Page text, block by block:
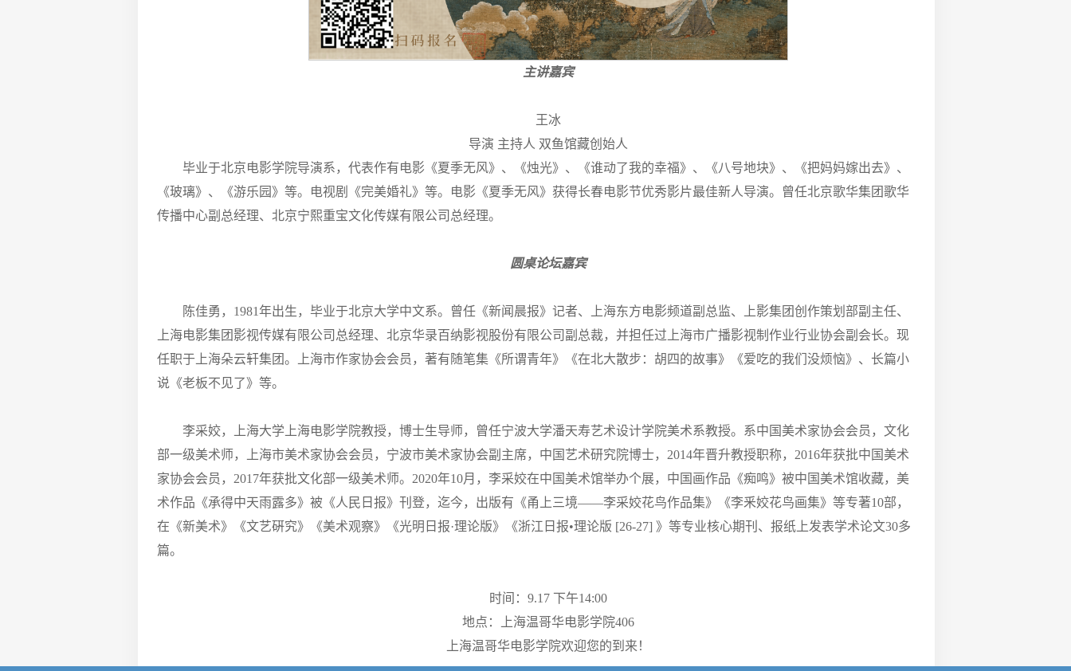
主讲嘉宾
王冰
导演 主持人 双鱼馆藏创始人
毕业于北京电影学院导演系，代表作有电影《夏季无风》、《烛光》、《谁动了我的幸福》、《八号地块》、《把妈妈嫁出去》、
《玻璃》、《游乐园》等。电视剧《完美婚礼》等。电影《夏季无风》获得长春电影节优秀影片最佳新人导演。曾任北京歌华集团歌华
传播中心副总经理、北京宁熙重宝文化传媒有限公司总经理。
圆桌论坛嘉宾
陈佳勇，1981年出生，毕业于北京大学中文系。曾任《新闻晨报》记者、上海东方电影频道副总监、上影集团创作策划部副主任、
上海电影集团影视传媒有限公司总经理、北京华录百纳影视股份有限公司副总裁，并担任过上海市广播影视制作业行业协会副会长。现
任职于上海朵云轩集团。上海市作家协会会员，著有随笔集《所谓青年》《在北大散步：胡四的故事》《爱吃的我们没烦恼》、长篇小
说《老板不见了》等。
李采姣，上海大学上海电影学院教授，博士生导师，曾任宁波大学潘天寿艺术设计学院美术系教授。系中国美术家协会会员，文化
部一级美术师，上海市美术家协会会员，宁波市美术家协会副主席，中国艺术研究院博士，2014年晋升教授职称，2016年获批中国美术
家协会会员，2017年获批文化部一级美术师。2020年10月，李采姣在中国美术馆举办个展，中国画作品《痴鸣》被中国美术馆收藏，美
术作品《承得中天雨露多》被《人民日报》刊登，迄今，出版有《甬上三境——李采姣花鸟作品集》《李釆姣花鸟画集》等专著10部，
在《新美术》《文艺硏究》《美术观察》《光明日报·理论版》《浙江日报•理论版 [26-27] 》等专业核心期刊、报纸上发表学术论文30多
篇。
时间：9.17 下午14:00
地点：上海温哥华电影学院406
上海温哥华电影学院欢迎您的到来！